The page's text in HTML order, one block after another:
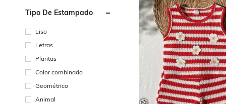
Tipo De Estampado
Liso
Letras
Plantas
Color combinado
Geométrico
Animal